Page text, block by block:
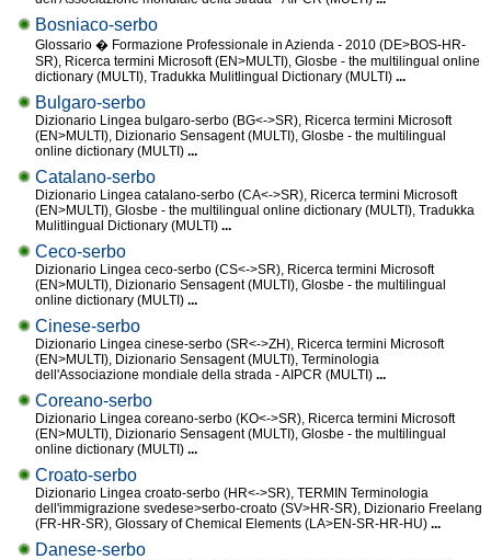
Bosniaco-serbo
Glossario � Formazione Professionale in Azienda - 2010 (DE>BOS-HR-
SR), Ricerca termini Microsoft (EN>MULTI), Glosbe - the multilingual online
dictionary (MULTI), Tradukka Mulitlingual Dictionary (MULTI) ...
Bulgaro-serbo
Dizionario Lingea bulgaro-serbo (BG<->SR), Ricerca termini Microsoft
(EN>MULTI), Dizionario Sensagent (MULTI), Glosbe - the multilingual
online dictionary (MULTI) ...
Catalano-serbo
Dizionario Lingea catalano-serbo (CA<->SR), Ricerca termini Microsoft
(EN>MULTI), Glosbe - the multilingual online dictionary (MULTI), Tradukka
Mulitlingual Dictionary (MULTI) ...
Ceco-serbo
Dizionario Lingea ceco-serbo (CS<->SR), Ricerca termini Microsoft
(EN>MULTI), Dizionario Sensagent (MULTI), Glosbe - the multilingual
online dictionary (MULTI) ...
Cinese-serbo
Dizionario Lingea cinese-serbo (SR<->ZH), Ricerca termini Microsoft
(EN>MULTI), Dizionario Sensagent (MULTI), Terminologia
dell'Associazione mondiale della strada - AIPCR (MULTI) ...
Coreano-serbo
Dizionario Lingea coreano-serbo (KO<->SR), Ricerca termini Microsoft
(EN>MULTI), Dizionario Sensagent (MULTI), Glosbe - the multilingual
online dictionary (MULTI) ...
Croato-serbo
Dizionario Lingea croato-serbo (HR<->SR), TERMIN Terminologia
dell'immigrazione svedese>serbo-croato (SV>HR-SR), Dizionario Freelang
(FR-HR-SR), Glossary of Chemical Elements (LA>EN-SR-HR-HU) ...
Danese-serbo